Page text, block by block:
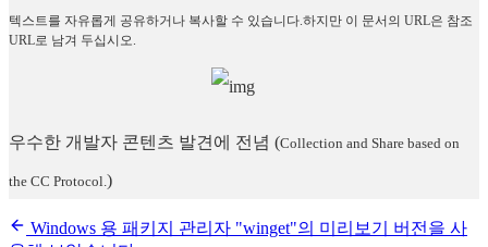
텍스트를 자유롭게 공유하거나 복사할 수 있습니다.하지만 이 문서의 URL은 참조
URL로 남겨 두십시오.
우수한 개발자 콘텐츠 발견에 전념 (Collection and Share based on
the CC Protocol. )
Windows 용 패키지 관리자 "winget"의 미리보기 버전을 사